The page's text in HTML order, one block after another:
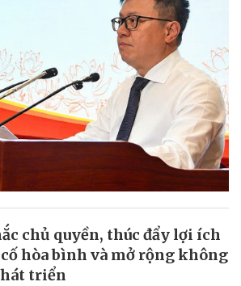
chủ quyền, thúc đẩy lợi ích
hòa bình và mở rộng không
triển